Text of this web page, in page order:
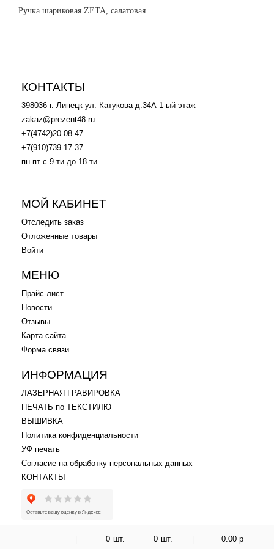
0 шт. 0 шт. 0.00 p
Ручка шариковая ZETA, салатовая
КОНТАКТЫ
398036 г. Липецк ул. Катукова д.34А 1-ый этаж
zakaz@prezent48.ru
+7(4742)20-08-47
+7(910)739-17-37
пн-пт с 9-ти до 18-ти
МОЙ КАБИНЕТ
Отследить заказ
Отложенные товары
Войти
МЕНЮ
Прайс-лист
Новости
Отзывы
Карта сайта
Форма связи
ИНФОРМАЦИЯ
ЛАЗЕРНАЯ ГРАВИРОВКА
ПЕЧАТЬ по ТЕКСТИЛЮ
ВЫШИВКА
Политика конфиденциальности
УФ печать
Согласие на обработку персональных данных
КОНТАКТЫ